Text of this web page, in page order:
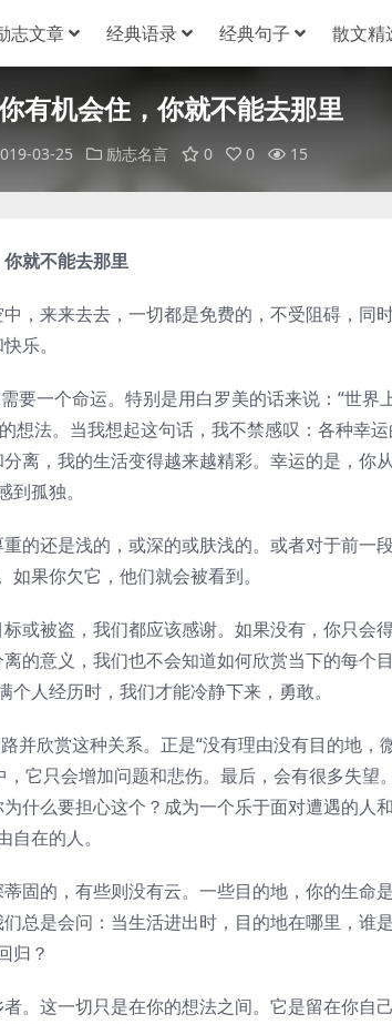
志文章 经典语录 经典句子 散文精
有机会住，你就不能去那里
03-25 励志名言 0 0 15
就不能去那里
来来去去，一切都是免费的，不受阻碍，同
乐。
一个命运。特别是用白罗美的话来说：“世界
想法。当我想起这句话，我不禁感叹：各种幸运
离，我的生活变得越来越精彩。幸运的是，你
到孤独。
还是浅的，或深的或肤浅的。或者对于前一
果你欠它，他们就会被看到。
被盗，我们都应该感谢。如果没有，你只会
的意义，我们也不会知道如何欣赏当下的每个
人经历时，我们才能冷静下来，勇敢。
欣赏这种关系。正是“没有理由没有目的地，
它只会增加问题和悲伤。最后，会有很多失望
什么要担心这个？成为一个乐于面对遭遇的人
自在的人。
的，有些则没有云。一些目的地，你的生命
总是会问：当生活进出时，目的地在哪里，谁
归？
这一切只是在你的想法之间。它是留在你自